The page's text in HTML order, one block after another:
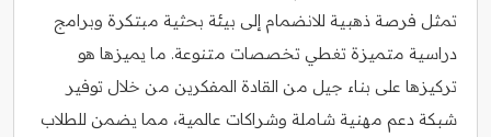
تمثل فرصة ذهبية للانضمام إلى بيئة بحثية مبتكرة وبرامج
دراسية متميزة تغطي تخصصات متنوعة. ما يميزها هو
تركيزها على بناء جيل من القادة المفكرين من خلال توفير
شبكة دعم مهنية شاملة وشراكات عالمية، مما يضمن للطلاب